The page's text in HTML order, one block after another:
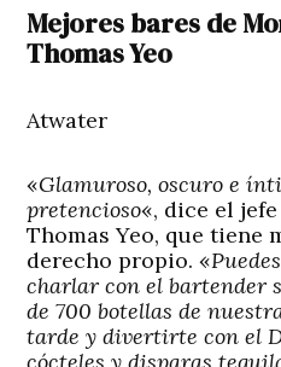
Mejores bares de
Thomas Yeo
Atwater
«Glamuroso, oscuro e
pretencioso«, dice el
Thomas Yeo, que tiene
derecho propio. «
charlar con el bartender
de 700 botellas de
tarde y divertirte con el